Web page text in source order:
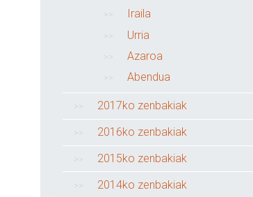
Iraila
Urria
Azaroa
Abendua
2017ko zenbakiak
2016ko zenbakiak
2015ko zenbakiak
2014ko zenbakiak